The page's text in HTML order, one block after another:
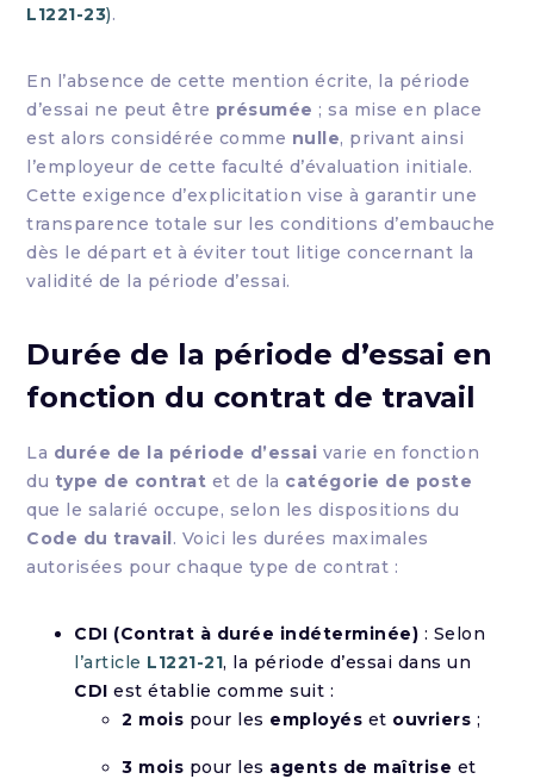
L1221-23).
En l’absence de cette mention écrite, la période
d’essai ne peut être présumée ; sa mise en place
est alors considérée comme nulle, privant ainsi
l’employeur de cette faculté d’évaluation initiale.
Cette exigence d’explicitation vise à garantir une
transparence totale sur les conditions d’embauche
dès le départ et à éviter tout litige concernant la
validité de la période d’essai.
Durée de la période d’essai en
fonction du contrat de travail
La durée de la période d’essai varie en fonction
du type de contrat et de la catégorie de poste
que le salarié occupe, selon les dispositions du
Code du travail. Voici les durées maximales
autorisées pour chaque type de contrat :
CDI (Contrat à durée indéterminée) : Selon
l’article L1221-21, la période d’essai dans un
CDI est établie comme suit :
2 mois pour les employés et ouvriers ;
3 mois pour les agents de maîtrise et